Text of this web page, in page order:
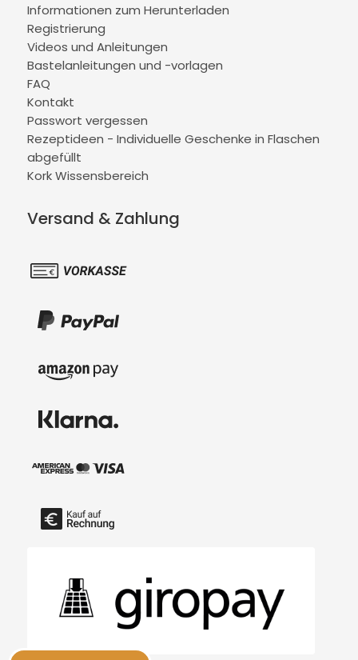
Informationen zum Herunterladen
Registrierung
Videos und Anleitungen
Bastelanleitungen und -vorlagen
FAQ
Kontakt
Passwort vergessen
Rezeptideen - Individuelle Geschenke in Flaschen
abgefüllt
Kork Wissensbereich
Versand & Zahlung